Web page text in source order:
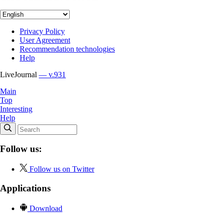
Privacy Policy
User Agreement
Recommendation technologies
Help
LiveJournal — v.931
Main
Top
Interesting
Help
Follow us:
Follow us on Twitter
Applications
Download